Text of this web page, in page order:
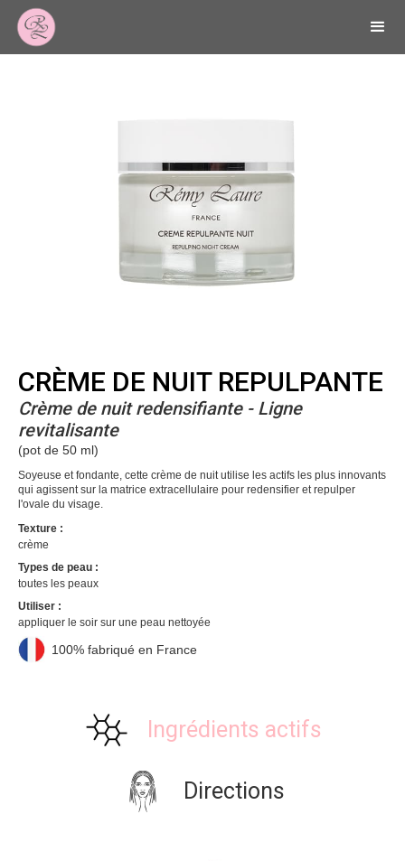
CRÈME DE NUIT REPULPANTE
Crème de nuit redensifiante - Ligne
revitalisante
(pot de 50 ml)
Soyeuse et fondante, cette crème de nuit utilise les actifs les plus innovants
qui agissent sur la matrice extracellulaire pour redensifier et repulper
l'ovale du visage.
Texture :
crème
Types de peau :
toutes les peaux
Utiliser :
appliquer le soir sur une peau nettoyée
100% fabriqué en France
Ingrédients actifs
Directions